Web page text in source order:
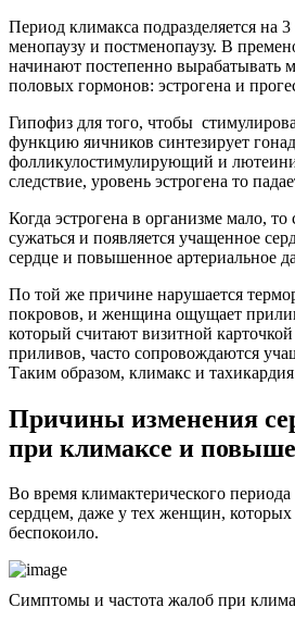
Период климакса подразделяется на 3
менопаузу и постменопаузу. В
начинают постепенно вырабатывать
половых гормонов: эстрогена и
Гипофиз для того, чтобы
функцию яичников синтезирует
фолликулостимулирующий и
следствие, уровень эстрогена то
Когда эстрогена в организме мало,
сужаться и появляется учащенное
сердце и повышенное артериальное
По той же причине нарушается
покровов, и женщина ощущает
который считают визитной
приливов, часто сопровождаются
Таким образом, климакс и
Причины изменения
при климаксе и
Во время климактерического
сердцем, даже у тех женщин, которых
беспокоило.
Симптомы и частота жалоб при